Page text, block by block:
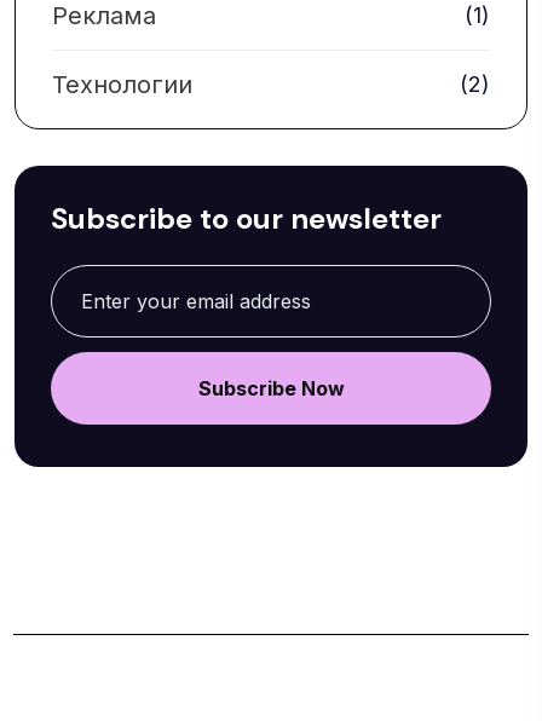
Реклама (1)
Технологии (2)
Subscribe to our newsletter